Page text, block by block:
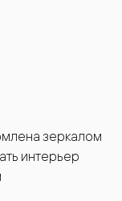
зеркалом
интерьер